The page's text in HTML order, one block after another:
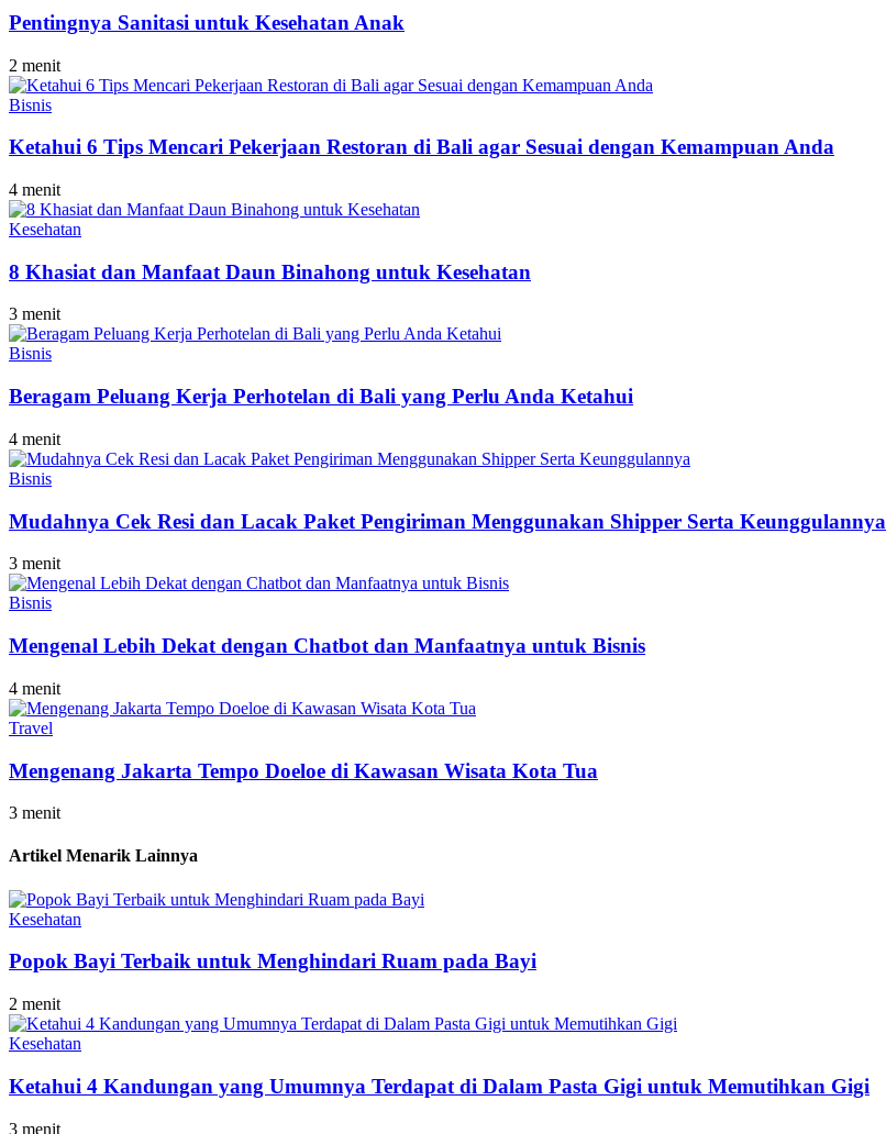
Pentingnya Sanitasi untuk Kesehatan Anak
2 menit
Bisnis
Ketahui 6 Tips Mencari Pekerjaan Restoran di Bali agar Sesuai dengan Kemampuan Anda
4 menit
Kesehatan
8 Khasiat dan Manfaat Daun Binahong untuk Kesehatan
3 menit
Bisnis
Beragam Peluang Kerja Perhotelan di Bali yang Perlu Anda Ketahui
4 menit
Bisnis
Mudahnya Cek Resi dan Lacak Paket Pengiriman Menggunakan Shipper Serta Keunggulannya
3 menit
Bisnis
Mengenal Lebih Dekat dengan Chatbot dan Manfaatnya untuk Bisnis
4 menit
Travel
Mengenang Jakarta Tempo Doeloe di Kawasan Wisata Kota Tua
3 menit
Artikel Menarik Lainnya
Kesehatan
Popok Bayi Terbaik untuk Menghindari Ruam pada Bayi
2 menit
Kesehatan
Ketahui 4 Kandungan yang Umumnya Terdapat di Dalam Pasta Gigi untuk Memutihkan Gigi
3 menit